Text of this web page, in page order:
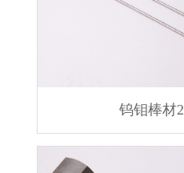
钨钼棒材2